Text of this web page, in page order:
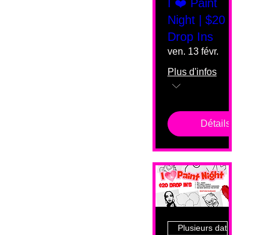
I ❤️ Paint
Night | $20
Drop Ins
ven. 13 févr.
Plus d'infos
Détails
Plusieurs dates